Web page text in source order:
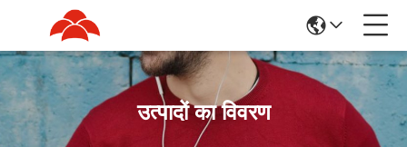
उत्पादों का विवरण